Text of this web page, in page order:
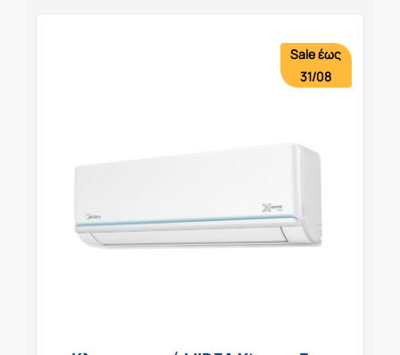
Sale έως
31/08